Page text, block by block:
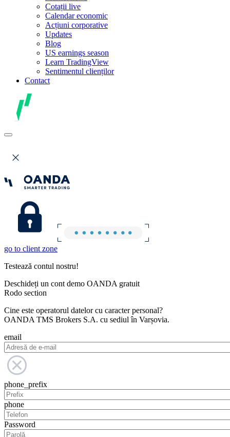
Cotații live
Calendar economic
Acțiuni corporative
Updates
Blog
US earnings season
Learn TradingView
Sentimentul clienților
Contact
go to client zone
Testează contul nostru!
Deschideți un cont demo OANDA gratuit
Rodo section
Cine este operatorul datelor cu caracter personal?
OANDA TMS Brokers S.A. cu sediul în Varșovia.
email
phone_prefix
phone
Password